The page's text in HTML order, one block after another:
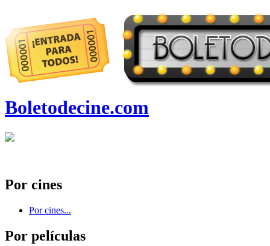
Boletodecine.com
Por cines
Por cines...
Por películas